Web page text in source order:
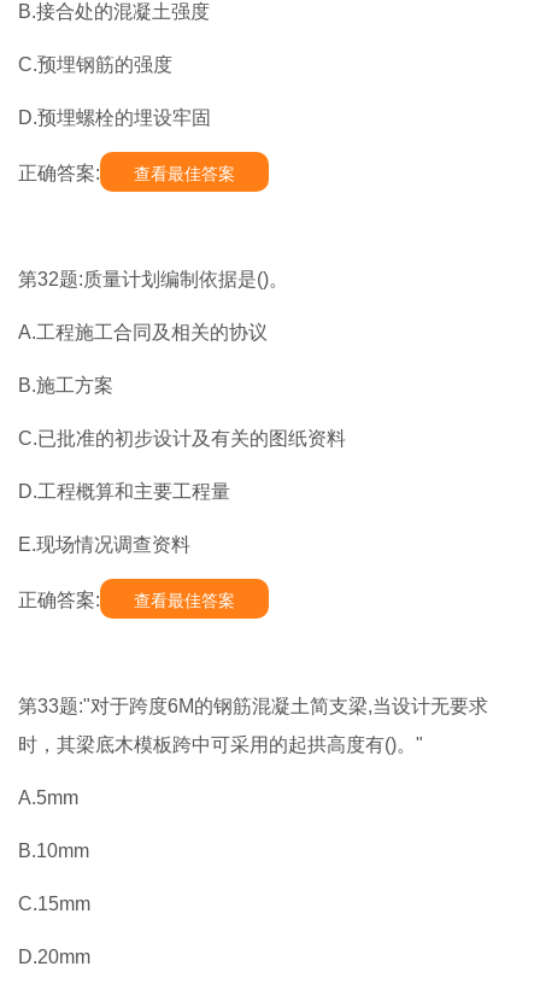
B.接合处的混凝土强度
C.预埋钢筋的强度
D.预埋螺栓的埋设牢固
正确答案: 查看最佳答案
第32题:质量计划编制依据是()。
A.工程施工合同及相关的协议
B.施工方案
C.已批准的初步设计及有关的图纸资料
D.工程概算和主要工程量
E.现场情况调查资料
正确答案: 查看最佳答案
第33题:"对于跨度6M的钢筋混凝土简支梁,当设计无要求
时，其梁底木模板跨中可采用的起拱高度有()。"
A.5mm
B.10mm
C.15mm
D.20mm